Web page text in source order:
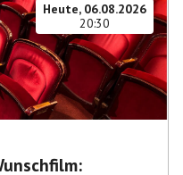
Heute, 06.08.2026
20:30